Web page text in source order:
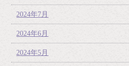
2024年7月
2024年6月
2024年5月